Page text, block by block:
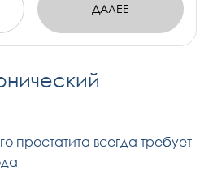
ДАЛЕЕ
простатита всегда требует